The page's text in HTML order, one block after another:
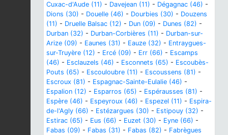
Cuxac-d'Aude (11) - Davejean (11) - Dégagnac (46) -
Dions (30) - Douelle (46) - Dourbies (30) - Douzens
(11) - Druelle Balsac (12) - Dun (09) - Dunes (82) -
Durban (32) - Durban-Corbières (11) - Durban-sur-
Arize (09) - Eaunes (31) - Eauze (32) - Entraygues-
sur-Truyère (12) - Ercé (09) - Err (66) - Escamps
(46) - Esclauzels (46) - Esconnets (65) - Escoubès-
Pouts (65) - Escouloubre (11) - Escoussens (81) -
Escroux (81) - Espagnac-Sainte-Eulalie (46) -
Espalion (12) - Esparros (65) - Espérausses (81) -
Espère (46) - Espeyroux (46) - Espezel (11) - Espira-
de-l'Agly (66) - Estézargues (30) - Estipouy (32) -
Estirac (65) - Eus (66) - Euzet (30) - Eyne (66) -
Fabas (09) - Fabas (31) - Fabas (82) - Fabrègues